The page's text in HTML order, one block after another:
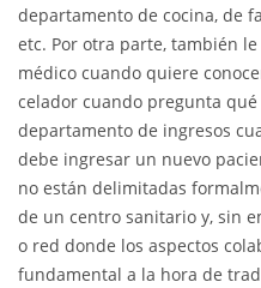
departamento de cocina, de
etc. Por otra parte, también
médico cuando quiere
celador cuando pregunta
departamento de ingresos
debe ingresar un nuevo
no están delimitadas
de un centro sanitario y, sin
o red donde los aspectos
fundamental a la hora de